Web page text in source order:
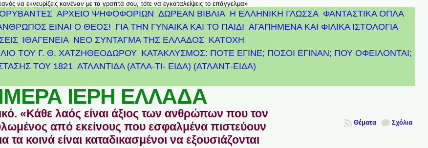
να εκνευρίζεις κανέναν με τα γραπτά σου, τότε να εγκαταλείψεις το επάγγελμα»
ΑΡΧΕΊΟ ΨΗΦΟΦΟΡΙΏΝ ΔΩΡΕΑΝ ΒΙΒΛΙΑ Η ΕΛΛΗΝΙΚΗ ΓΛΩΣΣΑ ΦΑΝΤΑΣΤΙΚΑ ΟΠΛΑ
ΕΙΝΑΙ Ο ΘΕΟΣ! ΓΙΑ ΤΗΝ ΓΥΝΑΙΚΑ ΚΑΙ ΤΟ ΠΑΙΔΙ ΑΓΑΠΗΜΕΝΑ ΚΑΙ ΦΙΛΙΚΑ ΙΣΤΟΛΟΓΙΑ
ΙΘΑΓΕΝΕΙΑ ΝΕΟ ΣΥΝΤΑΓΜΑ ΤΗΣ ΕΛΛΑΔΟΣ ΚΑΤΟΧΗ
ΤΟΥ Γ. Θ. ΧΑΤΖΗΘΕΟΔΩΡΟΥ ΚΑΤΑΚΛΥΣΜΟΣ: ΠΟΤΕ ΕΓΙΝΕ; ΠΟΣΟΙ ΕΓΙΝΑΝ; ΠΟΥ ΟΦΕΙΛΟΝΤΑΙ;
ΤΟΥ 1821 ΑΤΛΑΝΤΊΔΑ (ΑΤΛΑ-ΤΙ- ΕΙΔΑ) (ΑΤΛΑΝΤ-ΕΙΔΑ)
ΙΕΡΗ ΕΛΛΑΔΑ
«Κάθε λαός είναι άξιος των ανθρώπων που τον
από εκείνους που εσφαλμένα πιστεύουν
κοινά είναι καταδικασμένοι να εξουσιάζονται
Σχόλια
Θέματα